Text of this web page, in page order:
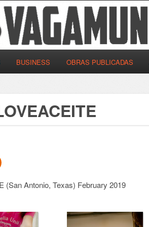
BUSINESS OBRAS PUBLICADAS
(San Antonio, Texas) February 2019